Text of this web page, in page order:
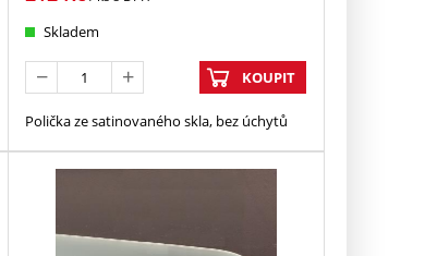
Skladem
KOUPIT
Polička ze satinovaného skla, bez úchytů